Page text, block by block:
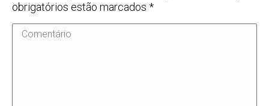
obrigatórios estão marcados *
Comentário